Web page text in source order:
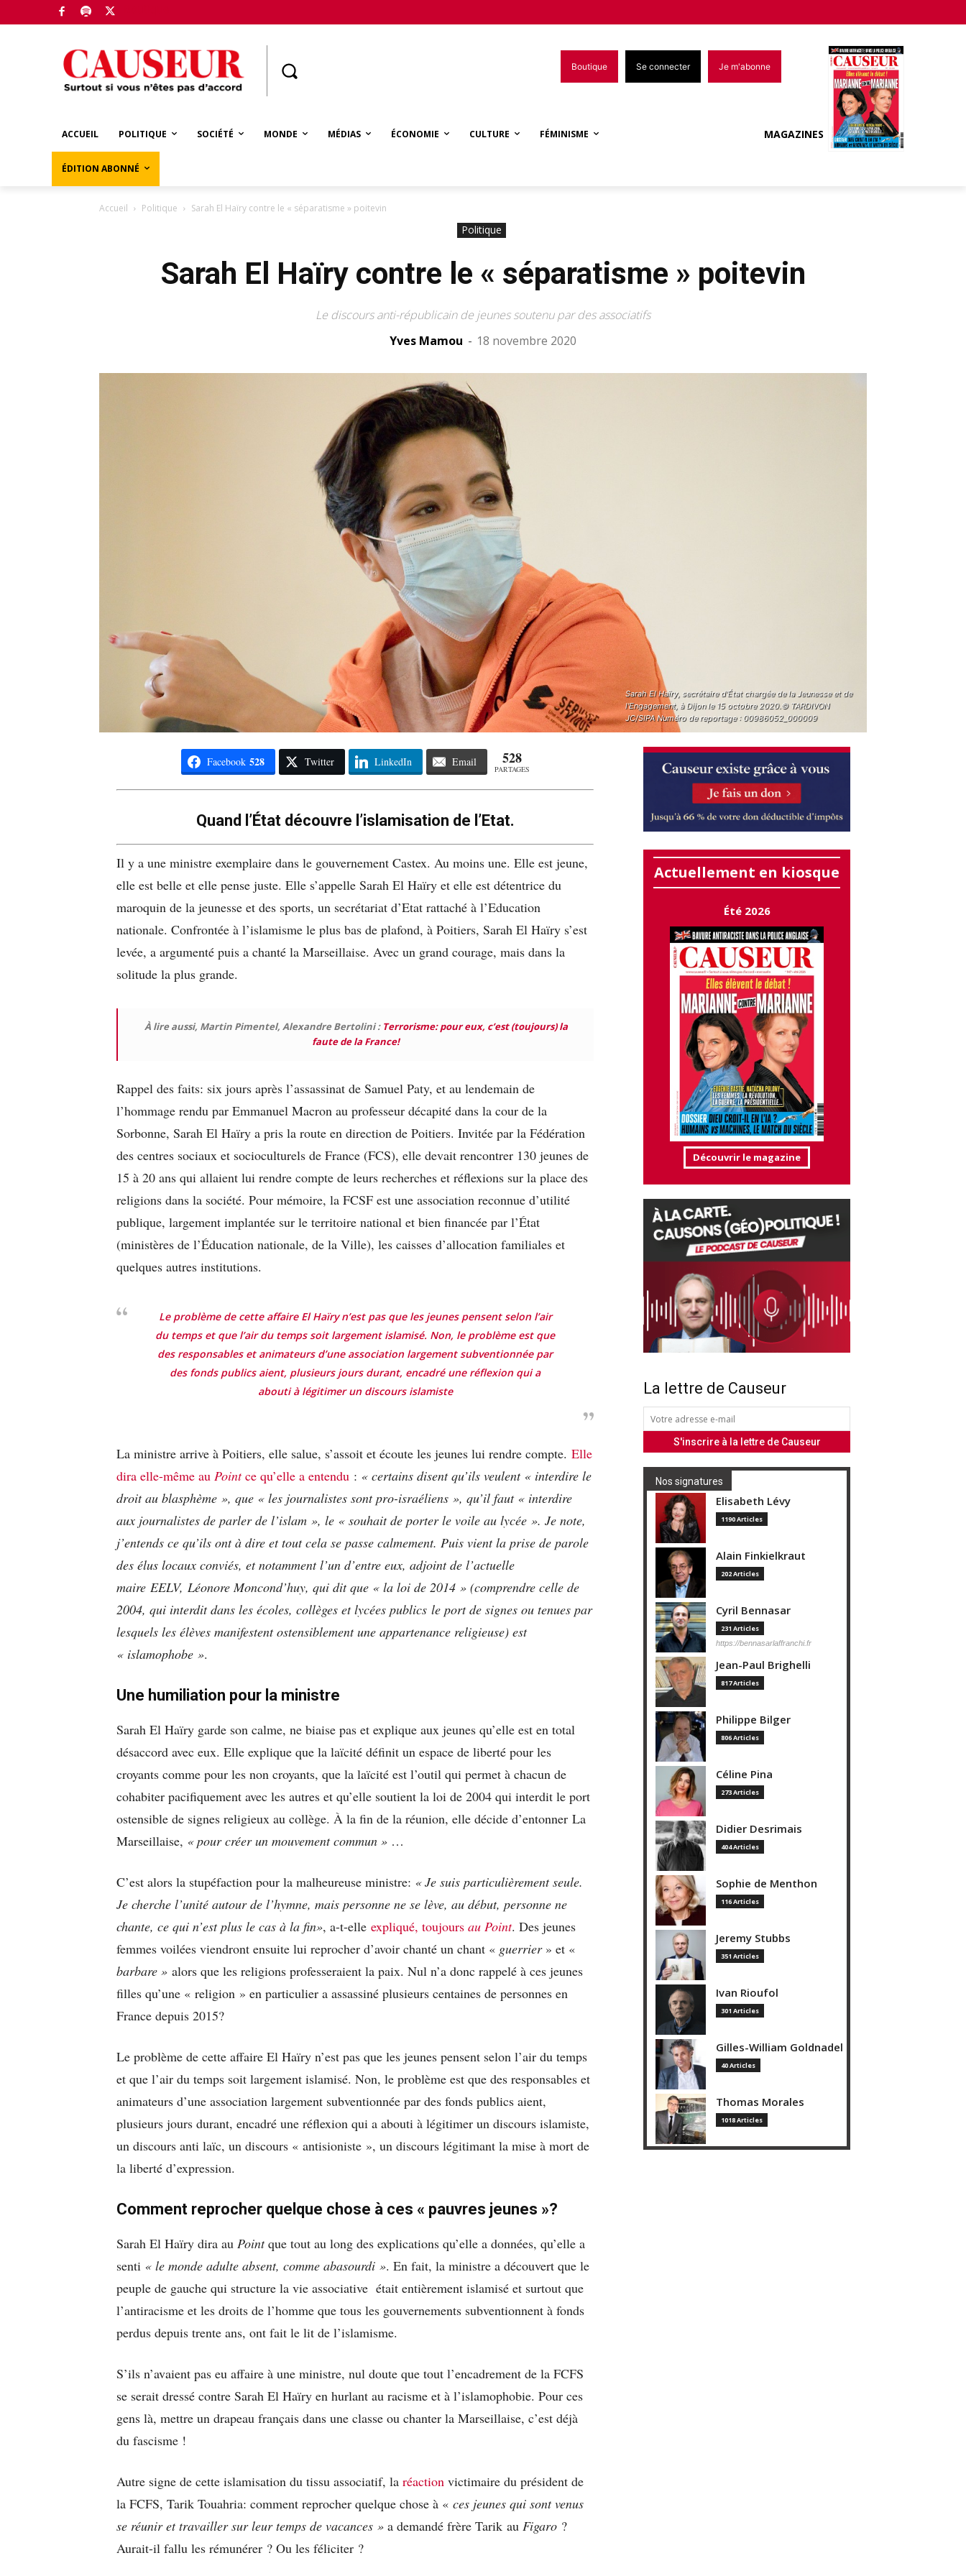
Boutique Se connecter Je m'abonne
ACCUEIL POLITIQUE SOCIÉTÉ MONDE MÉDIAS ÉCONOMIE CULTURE FÉMINISME
ÉDITION ABONNÉ
MAGAZINES
Accueil Politique Sarah El Haïry contre le « séparatisme » poitevin
Politique
Sarah El Haïry contre le « séparatisme » poitevin
Le discours anti-républicain de jeunes soutenu par des associatifs
Yves Mamou - 18 novembre 2020
Sarah El Haïry, secrétaire d'État chargée de la Jeunesse et de
l'Engagement, à Dijon le 15 octobre 2020.© TARDIVON
JC/SIPA Numéro de reportage : 00986052_000009
Facebook 528 Twitter LinkedIn Email 528
PARTAGES
Quand l’État découvre l’islamisation de l’Etat.
Il y a une ministre exemplaire dans le gouvernement Castex. Au moins une. Elle est jeune,
elle est belle et elle pense juste. Elle s’appelle Sarah El Haïry et elle est détentrice du
maroquin de la jeunesse et des sports, un secrétariat d’Etat rattaché à l’Education
nationale. Confrontée à l’islamisme le plus bas de plafond, à Poitiers, Sarah El Haïry s’est
levée, a argumenté puis a chanté la Marseillaise. Avec un grand courage, mais dans la
solitude la plus grande.
À lire aussi, Martin Pimentel, Alexandre Bertolini : Terrorisme: pour eux, c’est (toujours) la
faute de la France!
Rappel des faits: six jours après l’assassinat de Samuel Paty, et au lendemain de
l’hommage rendu par Emmanuel Macron au professeur décapité dans la cour de la
Sorbonne, Sarah El Haïry a pris la route en direction de Poitiers. Invitée par la Fédération
des centres sociaux et socioculturels de France (FCS), elle devait rencontrer 130 jeunes de
15 à 20 ans qui allaient lui rendre compte de leurs recherches et réflexions sur la place des
religions dans la société. Pour mémoire, la FCSF est une association reconnue d’utilité
publique, largement implantée sur le territoire national et bien financée par l’État
(ministères de l’Éducation nationale, de la Ville), les caisses d’allocation familiales et
quelques autres institutions.
Le problème de cette affaire El Haïry n’est pas que les jeunes pensent selon l’air
du temps et que l’air du temps soit largement islamisé. Non, le problème est que
des responsables et animateurs d’une association largement subventionnée par
des fonds publics aient, plusieurs jours durant, encadré une réflexion qui a
abouti à légitimer un discours islamiste
La ministre arrive à Poitiers, elle salue, s’assoit et écoute les jeunes lui rendre compte. Elle
dira elle-même au Pointce qu’elle a entendu : « certains disent qu’ils veulent « interdire le
droit au blasphème », que « les journalistes sont pro-israéliens », qu’il faut « interdire
aux journalistes de parler de l’islam », le « souhait de porter le voile au lycée ». Je note,
j’entends ce qu’ils ont à dire et tout cela se passe calmement. Puis vient la prise de parole
des élus locaux conviés, et notamment l’un d’entre eux, adjoint de l’actuelle
maire EELV, Léonore Moncond’huy, qui dit que « la loi de 2014 » (comprendre celle de
2004, qui interdit dans les écoles, collèges et lycées publics le port de signes ou tenues par
lesquels les élèves manifestent ostensiblement une appartenance religieuse) est
« islamophobe ».
Une humiliation pour la ministre
Sarah El Haïry garde son calme, ne biaise pas et explique aux jeunes qu’elle est en total
désaccord avec eux. Elle explique que la laïcité définit un espace de liberté pour les
croyants comme pour les non croyants, que la laïcité est l’outil qui permet à chacun de
cohabiter pacifiquement avec les autres et qu’elle soutient la loi de 2004 qui interdit le port
ostensible de signes religieux au collège. À la fin de la réunion, elle décide d’entonner La
Marseillaise, « pour créer un mouvement commun » …
C’est alors la stupéfaction pour la malheureuse ministre: « Je suis particulièrement seule.
Je cherche l’unité autour de l’hymne, mais personne ne se lève, au début, personne ne
chante, ce qui n’est plus le cas à la fin», a-t-elle expliqué, toujours au Point. Des jeunes
femmes voilées viendront ensuite lui reprocher d’avoir chanté un chant « guerrier » et «
barbare » alors que les religions professeraient la paix. Nul n’a donc rappelé à ces jeunes
filles qu’une « religion » en particulier a assassiné plusieurs centaines de personnes en
France depuis 2015?
Le problème de cette affaire El Haïry n’est pas que les jeunes pensent selon l’air du temps
et que l’air du temps soit largement islamisé. Non, le problème est que des responsables et
animateurs d’une association largement subventionnée par des fonds publics aient,
plusieurs jours durant, encadré une réflexion qui a abouti à légitimer un discours islamiste,
un discours anti laïc, un discours « antisioniste », un discours légitimant la mise à mort de
la liberté d’expression.
Comment reprocher quelque chose à ces « pauvres jeunes »?
Sarah El Haïry dira au Pointque tout au long des explications qu’elle a données, qu’elle a
senti « le monde adulte absent, comme abasourdi ». En fait, la ministre a découvert que le
peuple de gauche qui structure la vie associative était entièrement islamisé et surtout que
l’antiracisme et les droits de l’homme que tous les gouvernements subventionnent à fonds
perdus depuis trente ans, ont fait le lit de l’islamisme.
S’ils n’avaient pas eu affaire à une ministre, nul doute que tout l’encadrement de la FCFS
se serait dressé contre Sarah El Haïry en hurlant au racisme et à l’islamophobie. Pour ces
gens là, mettre un drapeau français dans une classe ou chanter la Marseillaise, c’est déjà
du fascisme !
Autre signe de cette islamisation du tissu associatif, la réaction victimaire du président de
la FCFS, Tarik Touahria: comment reprocher quelque chose à « ces jeunes qui sont venus
se réunir et travailler sur leur temps de vacances » a demandé frère Tarik au Figaro ?
Aurait-il fallu les rémunérer ? Ou les féliciter ?
Actuellement en kiosque
Été 2026
Découvrir le magazine
La lettre de Causeur
Nos signatures
Elisabeth Lévy
1190 Articles
Alain Finkielkraut
202 Articles
Cyril Bennasar
231 Articles
https://bennasarlaffranchi.fr
Jean-Paul Brighelli
817 Articles
Philippe Bilger
806 Articles
Céline Pina
273 Articles
Didier Desrimais
404 Articles
Sophie de Menthon
116 Articles
Jeremy Stubbs
351 Articles
Ivan Rioufol
301 Articles
Gilles-William Goldnadel
40 Articles
Thomas Morales
1018 Articles